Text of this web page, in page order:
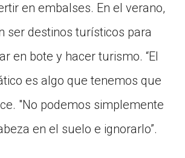
en embalses. En el verano,
ser destinos turísticos para
en bote y hacer turismo. “El
es algo que tenemos que
"No podemos simplemente
en el suelo e ignorarlo”.